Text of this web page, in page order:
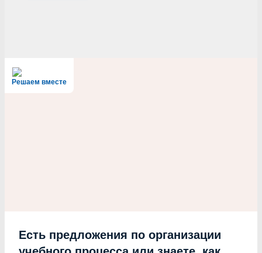
Решаем вместе
Есть предложения по организации